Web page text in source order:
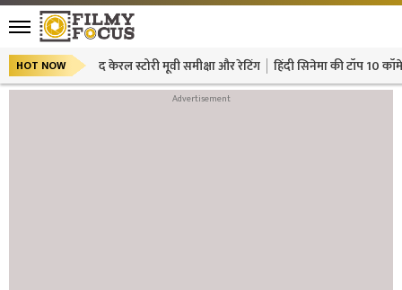
HOT NOW द केरल स्टोरी मूवी समीक्षा और रेटिंग हिंदी सिनेमा की टॉप 10